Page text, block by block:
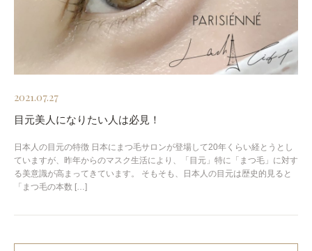
2021.07.27
目元美人になりたい人は必見！
日本人の目元の特徴 日本にまつ毛サロンが登場して20年くらい経とうとし
ていますが、昨年からのマスク生活により、「目元」特に「まつ毛」に対す
る美意識が高まってきています。 そもそも、日本人の目元は歴史的見ると
「まつ毛の本数 […]